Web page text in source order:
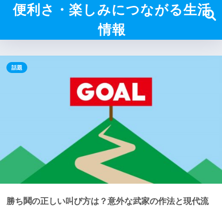
便利さ・楽しみにつながる生活
情報
勝ち鬨の正しい叫び方は？意外な武家の作法と現代流
話題